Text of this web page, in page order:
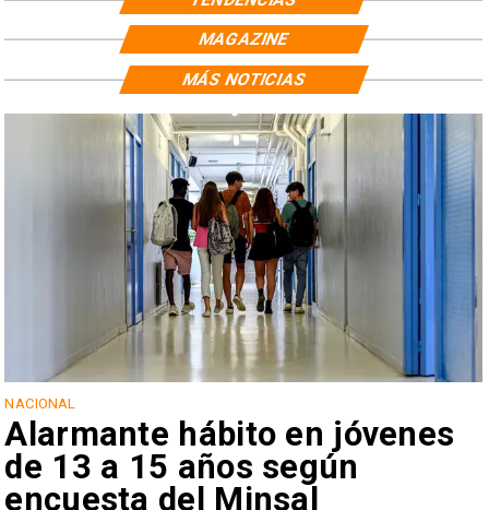
MAGAZINE
NACIONAL
Alarmante hábito en jóvenes
de 13 a 15 años según
encuesta del Minsal
MÁS NOTICIAS